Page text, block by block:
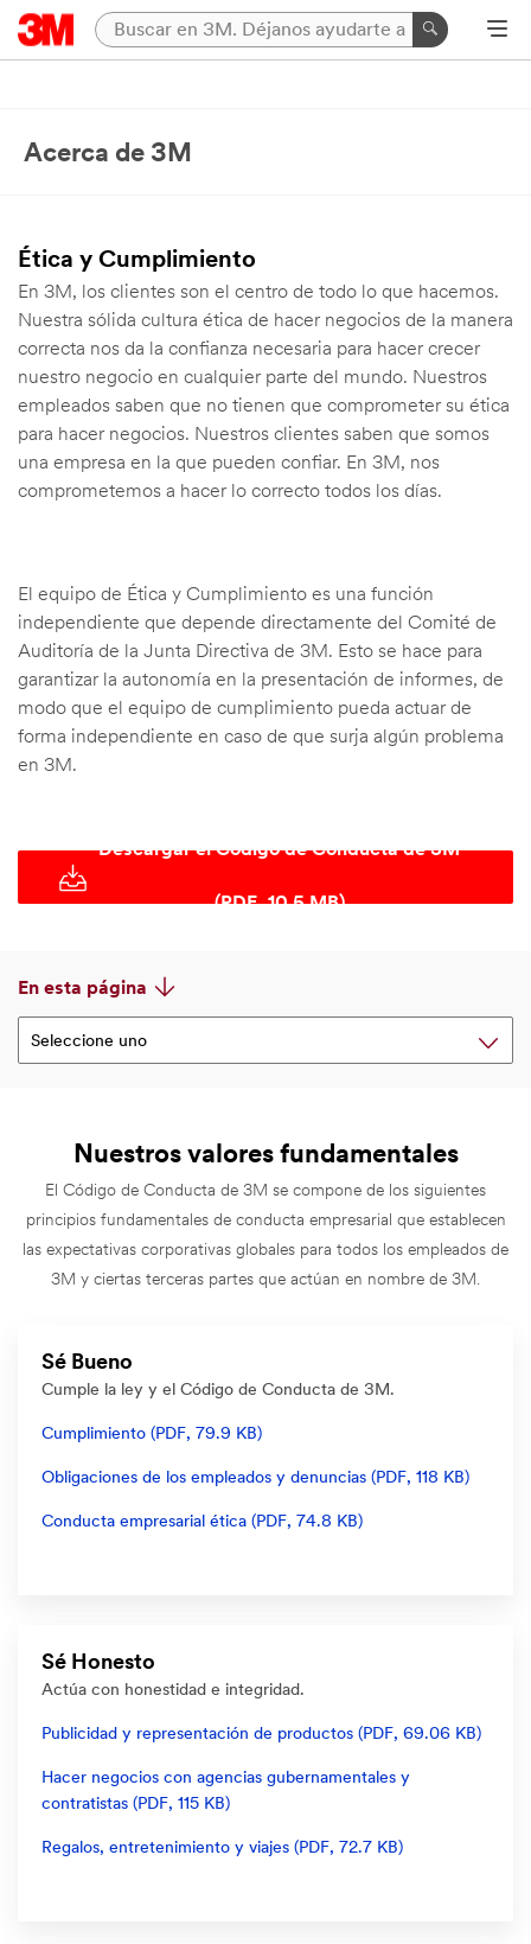
Acerca de 3M
Ética y Cumplimiento
En 3M, los clientes son el centro de todo lo que hacemos.
Nuestra sólida cultura ética de hacer negocios de la manera
correcta nos da la confianza necesaria para hacer crecer
nuestro negocio en cualquier parte del mundo. Nuestros
empleados saben que no tienen que comprometer su ética
para hacer negocios. Nuestros clientes saben que somos
una empresa en la que pueden confiar. En 3M, nos
comprometemos a hacer lo correcto todos los días.
El equipo de Ética y Cumplimiento es una función
independiente que depende directamente del Comité de
Auditoría de la Junta Directiva de 3M. Esto se hace para
garantizar la autonomía en la presentación de informes, de
modo que el equipo de cumplimiento pueda actuar de
forma independiente en caso de que surja algún problema
en 3M.
Descargar el Código de Conducta de 3M
(PDF, 10.5 MB)
En esta página
Seleccione uno
Nuestros valores fundamentales
El Código de Conducta de 3M se compone de los siguientes
principios fundamentales de conducta empresarial que establecen
las expectativas corporativas globales para todos los empleados de
3M y ciertas terceras partes que actúan en nombre de 3M.
Sé Bueno
Cumple la ley y el Código de Conducta de 3M.
Cumplimiento (PDF, 79.9 KB)
Obligaciones de los empleados y denuncias (PDF, 118 KB)
Conducta empresarial ética (PDF, 74.8 KB)
Sé Honesto
Actúa con honestidad e integridad.
Publicidad y representación de productos (PDF, 69.06 KB)
Hacer negocios con agencias gubernamentales y
contratistas (PDF, 115 KB)
Regalos, entretenimiento y viajes (PDF, 72.7 KB)